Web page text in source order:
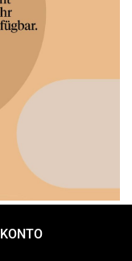
KONTO